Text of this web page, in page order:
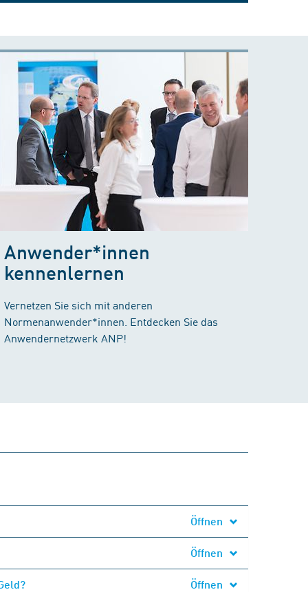
Anwender*innen
kennenlernen
Vernetzen Sie sich mit anderen
Normenanwender*innen. Entdecken Sie das
Anwendernetzwerk ANP!
Öffnen
Öffnen
Öffnen